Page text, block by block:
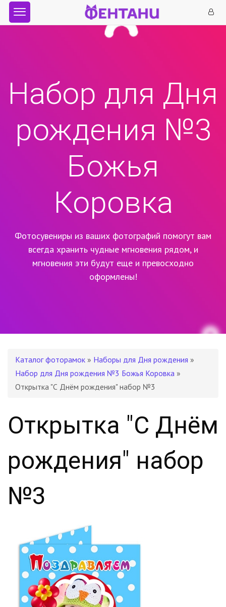
Набор для Дня
рождения №3
Божья
Коровка
Фотосувениры из ваших фотографий помогут вам
всегда хранить чудные мгновения рядом, и
мгновения эти будут еще и превосходно
оформлены!
Каталог фоторамок » Наборы для Дня рождения »
Набор для Дня рождения №3 Божья Коровка »
Открытка "С Днём рождения" набор №3
Открытка "С Днём
рождения" набор
№3